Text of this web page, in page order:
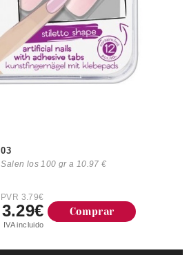
03
Salen los 100 gr a 10.97 €
PVR 3.79€
3.29€
IVA incluido
Comprar